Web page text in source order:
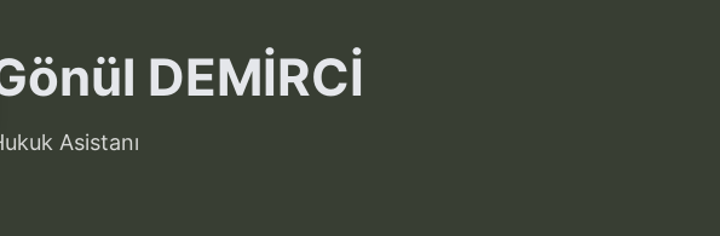
DEMİRCİ
Asistanı